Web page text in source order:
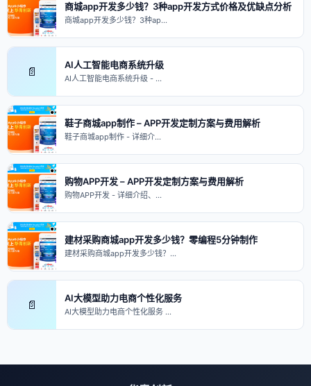
商城app开发多少钱？3种app开发方式价格及优缺点分析
商城app开发多少钱？3种ap…
📄 AI人工智能电商系统升级
AI人工智能电商系统升级 - …
鞋子商城app制作 – APP开发定制方案与费用解析
鞋子商城app制作 - 详细介…
购物APP开发 – APP开发定制方案与费用解析
购物APP开发 - 详细介绍、…
建材采购商城app开发多少钱？零编程5分钟制作
建材采购商城app开发多少钱？…
📄 AI大模型助力电商个性化服务
AI大模型助力电商个性化服务 …